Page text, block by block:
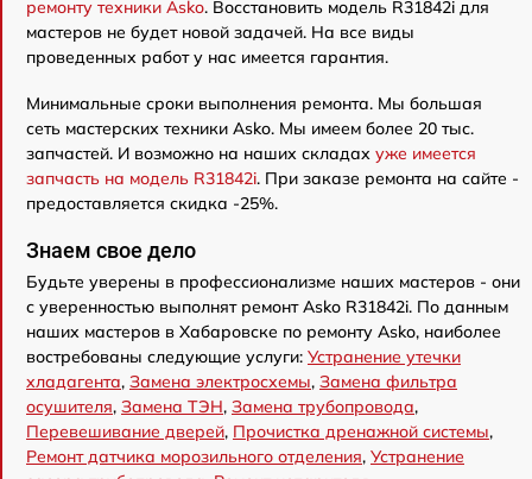
ремонту техники Asko. Восстановить модель R31842i для
мастеров не будет новой задачей. На все виды
проведенных работ у нас имеется гарантия.
Минимальные сроки выполнения ремонта. Мы большая
сеть мастерских техники Asko. Мы имеем более 20 тыс.
запчастей. И возможно на наших складах уже имеется
запчасть на модель R31842i. При заказе ремонта на сайте -
предоставляется скидка -25%.
Знаем свое дело
Будьте уверены в профессионализме наших мастеров - они
с уверенностью выполнят ремонт Asko R31842i. По данным
наших мастеров в Хабаровске по ремонту Asko, наиболее
востребованы следующие услуги: Устранение утечки
хладагента, Замена электросхемы, Замена фильтра
осушителя, Замена ТЭН, Замена трубопровода,
Перевешивание дверей, Прочистка дренажной системы,
Ремонт датчика морозильного отделения, Устранение